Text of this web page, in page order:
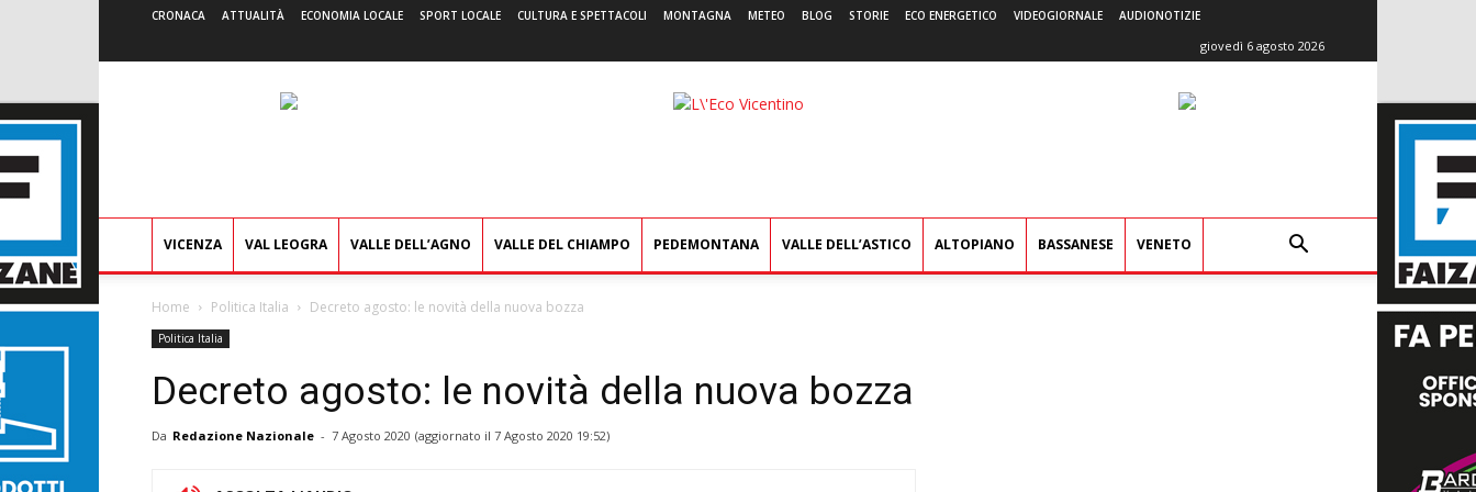
CRONACA ATTUALITÀ ECONOMIA LOCALE SPORT LOCALE CULTURA E SPETTACOLI MONTAGNA METEO BLOG STORIE ECO ENERGETICO VIDEOGIORNALE AUDIONOTIZIE
giovedì 6 agosto 2026
L'Eco
VICENZA VAL LEOGRA VALLE DELL’AGNO VALLE DEL CHIAMPO PEDEMONTANA VALLE DELL’ASTICO ALTOPIANO BASSANESE VENETO
Home Politica Italia Decreto agosto: le novità della nuova bozza
Politica Italia
Decreto agosto: le novità della nuova bozza
Da Redazione Nazionale - 7 Agosto 2020 (aggiornato il 7 Agosto 2020 19:52)